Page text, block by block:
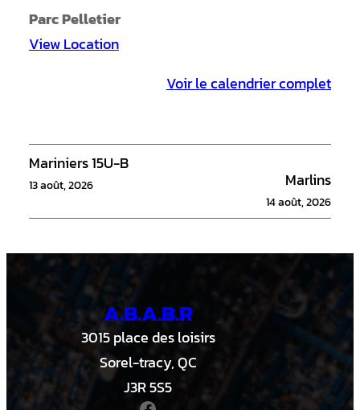
o
r
Parc Pelletier
View Location
Voir le calendrier complet
Mariniers 15U-B
13 août, 2026 Marlins
14 août, 2026
A.B.A.B.R
3015 place des loisirs
Sorel-tracy, QC
J3R 5S5